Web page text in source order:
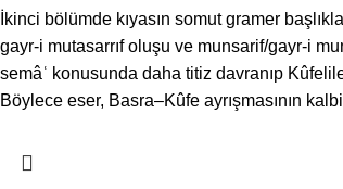
İkinci bölümde kıyasın somut gramer
gayr-i mutasarrıf oluşu ve munsarif/gayr-i
semâʿ konusunda daha titiz davranıp
Böylece eser, Basra–Kûfe ayrışmasının